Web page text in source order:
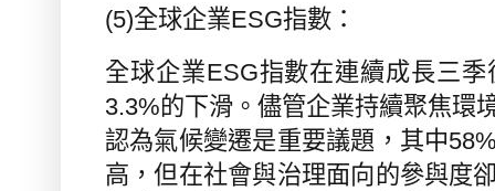
(5)全球企業ESG指數：
全球企業ESG指數在連續成長三季
3.3%的下滑。儘管企業持續聚焦環
認為氣候變遷是重要議題，其中
高，但在社會與治理面向的參與度